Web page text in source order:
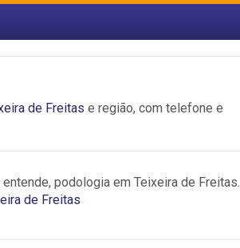
de Freitas e região, com telefone e
podologia em Teixeira de Freitas.
de Freitas